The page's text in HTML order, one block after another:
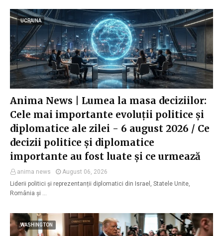
UCRAINA
Anima News | Lumea la masa deciziilor:
Cele mai importante evoluții politice și
diplomatice ale zilei - 6 august 2026 / Ce
decizii politice și diplomatice
importante au fost luate și ce urmează
anima news
August 06, 2026
Liderii politici și reprezentanții diplomatici din Israel, Statele Unite,
România și …
WASHINGTON